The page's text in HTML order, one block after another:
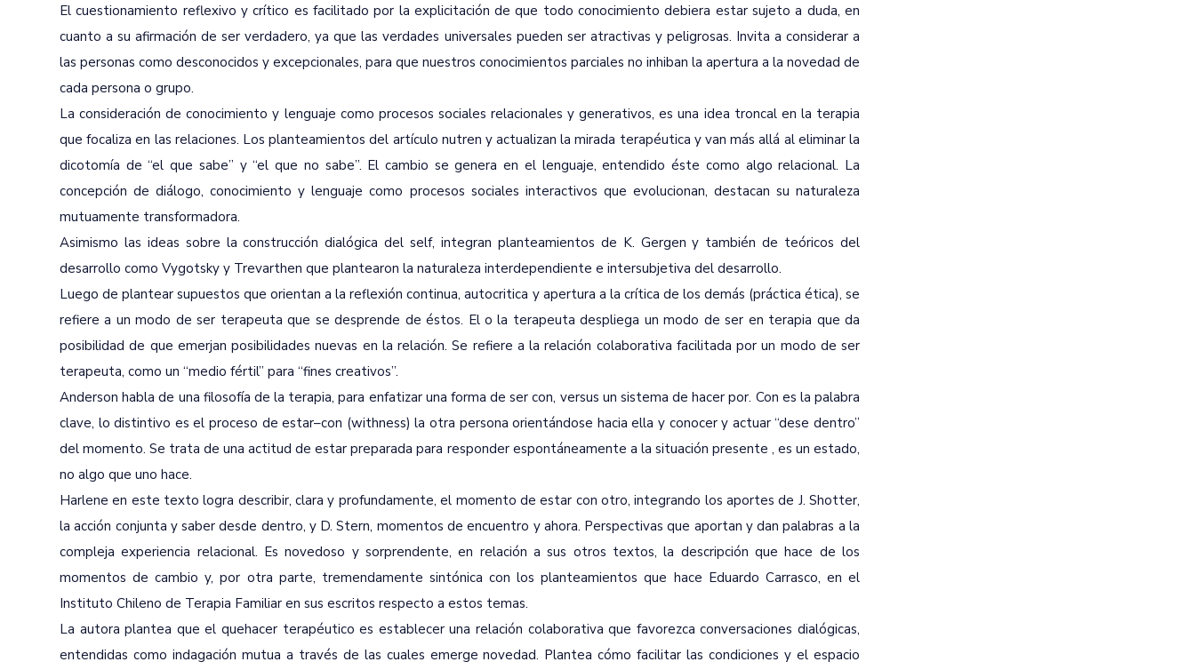
El cuestionamiento reflexivo y crítico es facilitado por la explicitación de que todo conocimiento debiera estar sujeto a duda, en
cuanto a su afirmación de ser verdadero, ya que las verdades universales pueden ser atractivas y peligrosas. Invita a considerar a
las personas como desconocidos y excepcionales, para que nuestros conocimientos parciales no inhiban la apertura a la novedad de
cada persona o grupo.
La consideración de conocimiento y lenguaje como procesos sociales relacionales y generativos, es una idea troncal en la terapia
que focaliza en las relaciones. Los planteamientos del artículo nutren y actualizan la mirada terapéutica y van más allá al eliminar la
dicotomía de “el que sabe” y “el que no sabe”. El cambio se genera en el lenguaje, entendido éste como algo relacional. La
concepción de diálogo, conocimiento y lenguaje como procesos sociales interactivos que evolucionan, destacan su naturaleza
mutuamente transformadora.
Asimismo las ideas sobre la construcción dialógica del self, integran planteamientos de K. Gergen y también de teóricos del
desarrollo como Vygotsky y Trevarthen que plantearon la naturaleza interdependiente e intersubjetiva del desarrollo.
Luego de plantear supuestos que orientan a la reflexión continua, autocritica y apertura a la crítica de los demás (práctica ética), se
refiere a un modo de ser terapeuta que se desprende de éstos. El o la terapeuta despliega un modo de ser en terapia que da
posibilidad de que emerjan posibilidades nuevas en la relación. Se refiere a la relación colaborativa facilitada por un modo de ser
terapeuta, como un “medio fértil” para “fines creativos”.
Anderson habla de una filosofía de la terapia, para enfatizar una forma de ser con, versus un sistema de hacer por. Con es la palabra
clave, lo distintivo es el proceso de estar–con (withness) la otra persona orientándose hacia ella y conocer y actuar “dese dentro”
del momento. Se trata de una actitud de estar preparada para responder espontáneamente a la situación presente , es un estado,
no algo que uno hace.
Harlene en este texto logra describir, clara y profundamente, el momento de estar con otro, integrando los aportes de J. Shotter,
la acción conjunta y saber desde dentro, y D. Stern, momentos de encuentro y ahora. Perspectivas que aportan y dan palabras a la
compleja experiencia relacional. Es novedoso y sorprendente, en relación a sus otros textos, la descripción que hace de los
momentos de cambio y, por otra parte, tremendamente sintónica con los planteamientos que hace Eduardo Carrasco, en el
Instituto Chileno de Terapia Familiar en sus escritos respecto a estos temas.
La autora plantea que el quehacer terapéutico es establecer una relación colaborativa que favorezca conversaciones dialógicas,
entendidas como indagación mutua a través de las cuales emerge novedad. Plantea cómo facilitar las condiciones y el espacio